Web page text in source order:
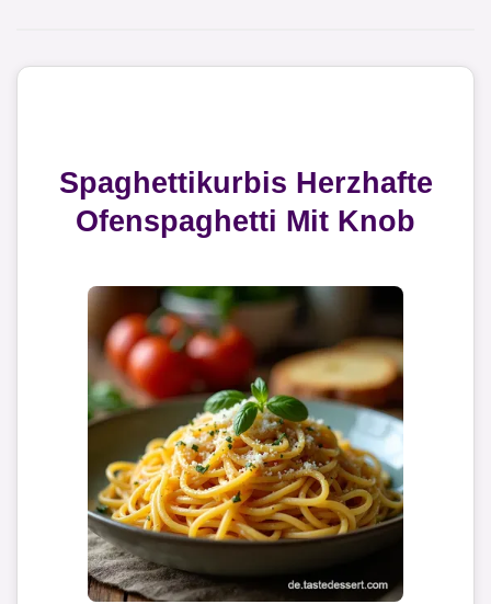
Spaghettikurbis Herzhafte
Ofenspaghetti Mit Knob